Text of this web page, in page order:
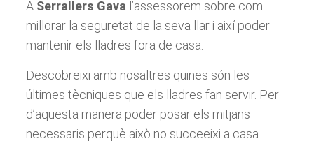
A Serrallers Gava l’assessorem sobre com
millorar la seguretat de la seva llar i així poder
mantenir els lladres fora de casa.
Descobreixi amb nosaltres quines són les
últimes tècniques que els lladres fan servir. Per
d’aquesta manera poder posar els mitjans
necessaris perquè això no succeeixi a casa